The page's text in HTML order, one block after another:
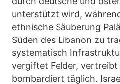
unterstützt wird,
ethnische Säuberung
Süden des Libanon zu
systematisch
vergiftet Felder, vertreibt
bombardiert täglich.